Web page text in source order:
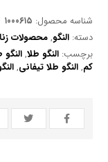
شناسه محصول: ۱۰۰۰۶۱۵
دسته:النگو,محصولات
برچسب:النگو طلا,النگو
کم,النگو طلا تیفانی,